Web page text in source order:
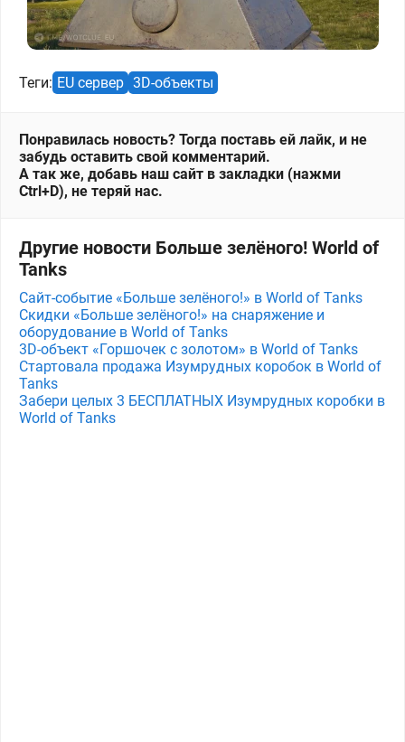
Теги: EU сервер 3D-объекты
Понравилась новость? Тогда поставь ей лайк, и не
забудь оставить свой комментарий.
А так же, добавь наш сайт в закладки (нажми
Ctrl+D), не теряй нас.
Другие новости Больше зелёного! World of
Tanks
Сайт-событие «Больше зелёного!» в World of Tanks
Скидки «Больше зелёного!» на снаряжение и
оборудование в World of Tanks
3D-объект «Горшочек с золотом» в World of Tanks
Стартовала продажа Изумрудных коробок в World of
Tanks
Забери целых 3 БЕСПЛАТНЫХ Изумрудных коробки в
World of Tanks